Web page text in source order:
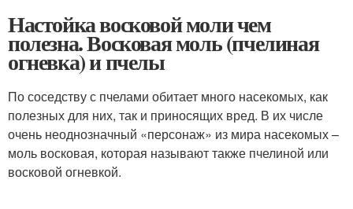
Настойка восковой моли чем
полезна. Восковая моль (пчелиная
огневка) и пчелы
По соседству с пчелами обитает много насекомых, как
полезных для них, так и приносящих вред. В их числе
очень неоднозначный «персонаж» из мира насекомых –
моль восковая, которая называют также пчелиной или
восковой огневкой.